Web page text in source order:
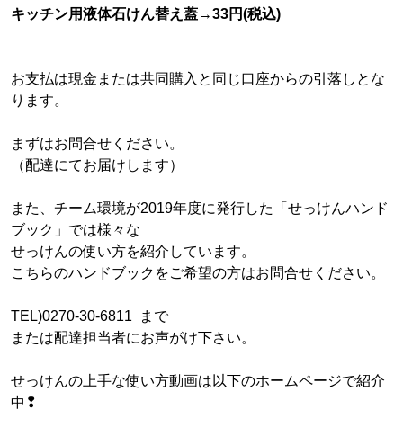
キッチン用液体石けん替え蓋→33円(税込)
お支払は現金または共同購入と同じ口座からの引落しとな
ります。
まずはお問合せください。
（配達にてお届けします）
また、チーム環境が2019年度に発行した「せっけんハンド
ブック」では様々な
せっけんの使い方を紹介しています。
こちらのハンドブックをご希望の方はお問合せください。
TEL)0270-30-6811 まで
または配達担当者にお声がけ下さい。
せっけんの上手な使い方動画は以下のホームページで紹介
中❢